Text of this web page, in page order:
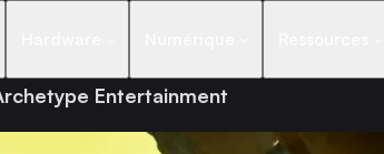
Entertainment